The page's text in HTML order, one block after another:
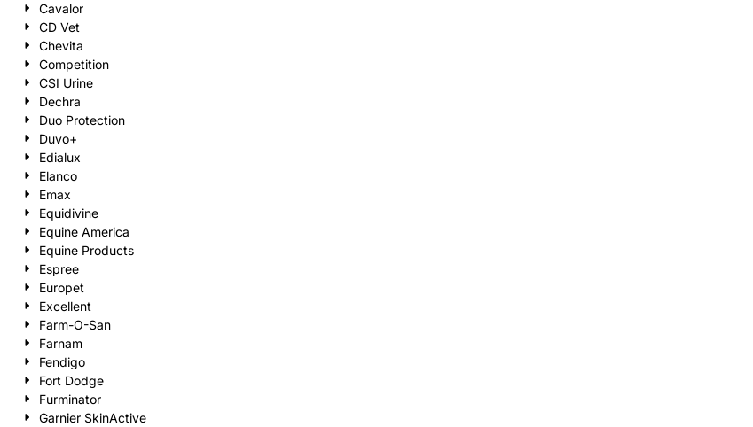
Cavalor
CD Vet
Chevita
Competition
CSI Urine
Dechra
Duo Protection
Duvo+
Edialux
Elanco
Emax
Equidivine
Equine America
Equine Products
Espree
Europet
Excellent
Farm-O-San
Farnam
Fendigo
Fort Dodge
Furminator
Garnier SkinActive